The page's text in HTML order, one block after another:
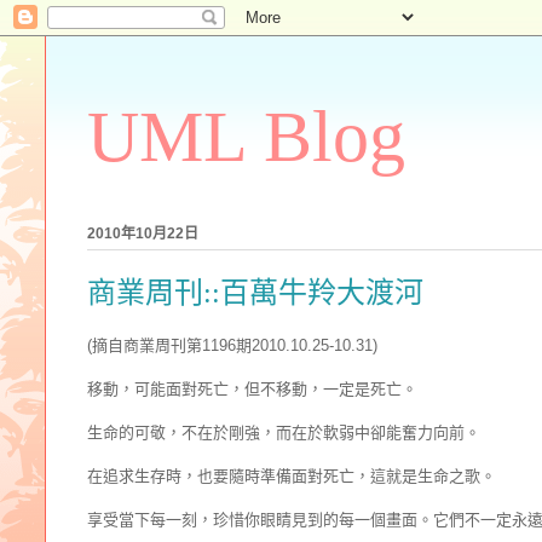
UML Blog
2010年10月22日
商業周刊::百萬牛羚大渡河
(摘自商業周刊第1196期2010.10.25-10.31)
移動，可能面對死亡，但不移動，一定是死亡。
生命的可敬，不在於剛強，而在於軟弱中卻能奮力向前。
在追求生存時，也要隨時準備面對死亡，這就是生命之歌。
享受當下每一刻，珍惜你眼睛見到的每一個畫面。它們不一定永